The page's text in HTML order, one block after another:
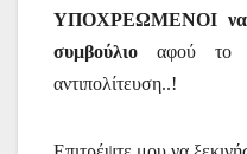
ΥΠΟΧΡΕΩΜΕΝΟΙ να
συμβούλιο αφού το
αντιπολίτευση..!